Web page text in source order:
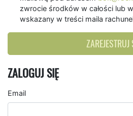
zwrocie środków w całości lub
wskazany w treści maila
ZAREJESTRUJ
ZALOGUJ SIĘ
Email